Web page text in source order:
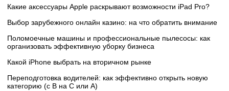
Какие аксессуары Apple раскрывают возможности iPad Pro?
Выбор зарубежного онлайн казино: на что обратить внимание
Поломоечные машины и профессиональные пылесосы: как
организовать эффективную уборку бизнеса
Какой iPhone выбрать на вторичном рынке
Переподготовка водителей: как эффективно открыть новую
категорию (с B на C или А)